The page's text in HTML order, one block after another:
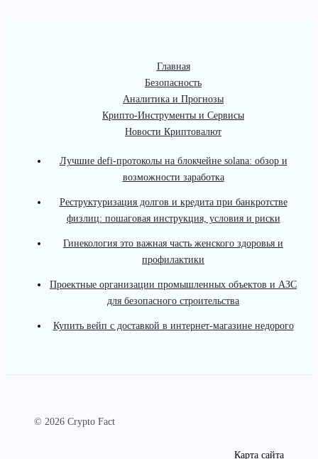
Главная
Безопасность
Аналитика и Прогнозы
Крипто-Инструменты и Сервисы
Новости Криптовалют
Лучшие defi-протоколы на блокчейне solana: обзор и
возможности заработка
Реструктуризация долгов и кредита при банкротстве
физлиц: пошаговая инструкция, условия и риски
Гинекология это важная часть женского здоровья и
профилактики
Проектные организации промышленных объектов и АЗС
для безопасного строительства
Купить вейп с доставкой в интернет-магазине недорого
© 2026 Crypto Fact
Карта сайта